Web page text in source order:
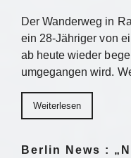
Der Wanderweg in
ein 28-Jähriger von
ab heute wieder
umgegangen wird.
Weiterlesen
Berlin News :